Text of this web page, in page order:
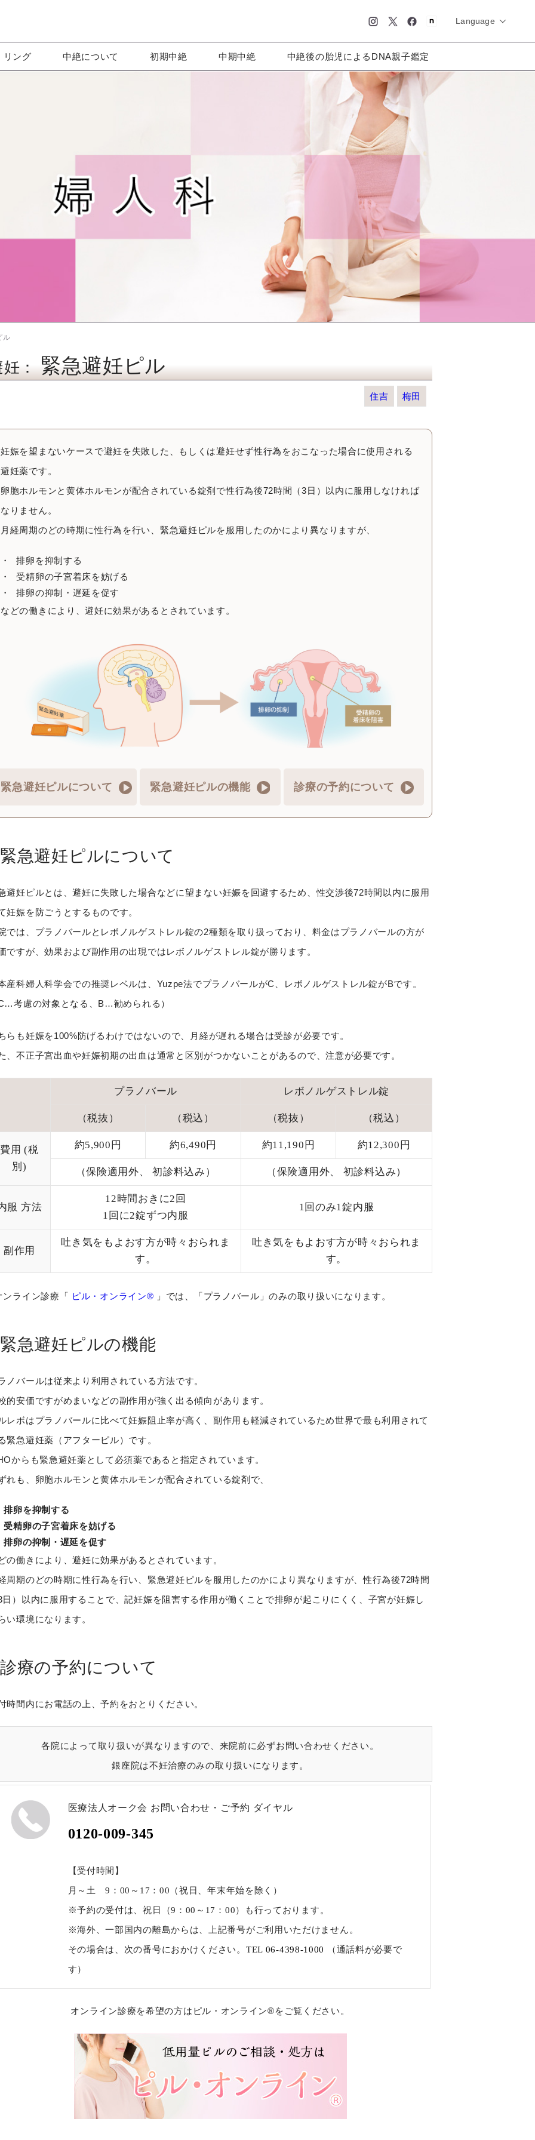
Language
リング 中絶について 初期中絶 中期中絶 中絶後の胎児によるDNA親子鑑定
ル
妊：緊急避妊ピル
住吉 梅田
妊娠を望まないケースで避妊を失敗した、もしくは避妊せず性行為をおこなった場合に使用される
避妊薬です。
卵胞ホルモンと黄体ホルモンが配合されている錠剤で性行為後72時間（3日）以内に服用しなければ
なりません。
月経周期のどの時期に性行為を行い、緊急避妊ピルを服用したのかにより異なりますが、
排卵を抑制する
受精卵の子宮着床を妨げる
排卵の抑制・遅延を促す
などの働きにより、避妊に効果があるとされています。
緊急避妊ピルについて 緊急避妊ピルの機能 診療の予約について
緊急避妊ピルについて
避妊ピルとは、避妊に失敗した場合などに望まない妊娠を回避するため、性交渉後72時間以内に服用
妊娠を防ごうとするものです。
では、プラノバールとレボノルゲストレル錠の2種類を取り扱っており、料金はプラノバールの方が
ですが、効果および副作用の出現ではレボノルゲストレル錠が勝ります。
産科婦人科学会での推奨レベルは、Yuzpe法でプラノバールがC、レボノルゲストレル錠がBです。
考慮の対象となる、B…勧められる）
らも妊娠を100%防げるわけではないので、月経が遅れる場合は受診が必要です。
、不正子宮出血や妊娠初期の出血は通常と区別がつかないことがあるので、注意が必要です。
プラノバール レボノルゲストレル錠
（税抜） （税込） （税抜） （税込）
費用(税
別)
約5,900円 約6,490円 約11,190円 約12,300円
（保険適用外、初診料込み） （保険適用外、 初診料込み）
服 方法
12時間おきに2回
1回に2錠ずつ内服
1回のみ1錠内服
副作用
吐き気をもよおす方が時々おられま
す。
吐き気をもよおす方が時々おられま
す。
ンライン診療「 ピル・オンライン® 」では、「プラノバール」のみの取り扱いになります。
緊急避妊ピルの機能
ノバールは従来より利用されている方法です。
的安価ですがめまいなどの副作用が強く出る傾向があります。
レボはプラノバールに比べて妊娠阻止率が高く、副作用も軽減されているため世界で最も利用されて
緊急避妊薬（アフターピル）です。
からも緊急避妊薬として必須薬であると指定されています。
れも、卵胞ホルモンと黄体ホルモンが配合されている錠剤で、
排卵を抑制する
受精卵の子宮着床を妨げる
排卵の抑制・遅延を促す
の働きにより、避妊に効果があるとされています。
周期のどの時期に性行為を行い、緊急避妊ピルを服用したのかにより異なりますが、性行為後72時間
日）以内に服用することで、記妊娠を阻害する作用が働くことで排卵が起こりにくく、子宮が妊娠し
い環境になります。
診療の予約について
時間内にお電話の上、予約をおとりください。
各院によって取り扱いが異なりますので、来院前に必ずお問い合わせください。
銀座院は不妊治療のみの取り扱いになります。
医療法人オーク会 お問い合わせ・ご予約 ダイヤル
0120-009-345
【受付時間】
月～土 9：00～17：00（祝日、年末年始を除く）
※予約の受付は、祝日（9：00～17：00）も行っております。
※海外、一部国内の離島からは、上記番号がご利用いただけません。
その場合は、次の番号におかけください。TEL 06-4398-1000 （通話料が必要で
す）
オンライン診療を希望の方はピル・オンライン®をご覧ください。